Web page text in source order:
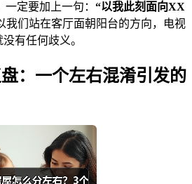
一定要加上一句： “以我此刻面向XX
我们站在客厅面朝阳台的方向，电视
有任何歧义。
：一个左右混淆引发的